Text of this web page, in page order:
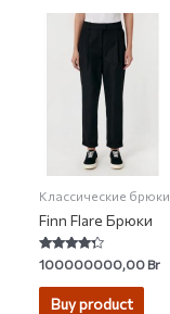
Классические брюки
Finn Flare Брюки
Rated
4.10
out of 5
100000000,00Br
Buy product